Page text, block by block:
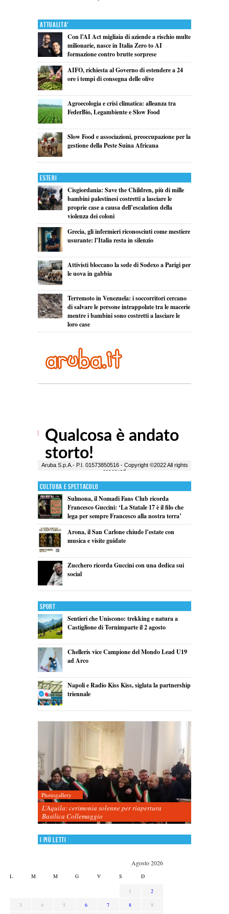
Attualita'
Con l’AI Act migliaia di aziende a rischio multe
milionarie, nasce in Italia Zero to AI
formazione contro brutte sorprese
AIFO, richiesta al Governo di estendere a 24
ore i tempi di consegna delle olive
Agroecologia e crisi climatica: alleanza tra
FederBio, Legambiente e Slow Food
Slow Food e associazioni, preoccupazione per la
gestione della Peste Suina Africana
Esteri
Cisgiordania: Save the Children, più di mille
bambini palestinesi costretti a lasciare le
proprie case a causa dell’escalation della
violenza dei coloni
Grecia, gli infermieri riconosciuti come mestiere
usurante: l’Italia resta in silenzio
Attivisti bloccano la sede di Sodexo a Parigi per
le uova in gabbia
Terremoto in Venezuela: i soccorritori cercano
di salvare le persone intrappolate tra le macerie
mentre i bambini sono costretti a lasciare le
loro case
Cultura e Spettacolo
Sulmona, il Nomadi Fans Club ricorda
Francesco Guccini: ‘La Statale 17 è il filo che
lega per sempre Francesco alla nostra terra’
Arona, il San Carlone chiude l’estate con
musica e visite guidate
Zucchero ricorda Guccini con una dedica sui
social
Sport
Sentieri che Uniscono: trekking e natura a
Castiglione di Tornimparte il 2 agosto
Chelleris vice Campione del Mondo Lead U19
ad Arco
Napoli e Radio Kiss Kiss, siglata la partnership
triennale
Photogallery
L’Aquila: cerimonia solenne per riapertura
Basilica Collemaggio
I più letti
Agosto 2026
L M M G V S D
1
2
3
4 5 6 7 8
9